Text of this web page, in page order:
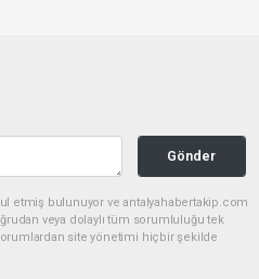
Gönder
etmiş bulunuyor ve antalyahabertakip.com
veya dolaylı tüm sorumluluğu tek
site yönetimi hiçbir şekilde